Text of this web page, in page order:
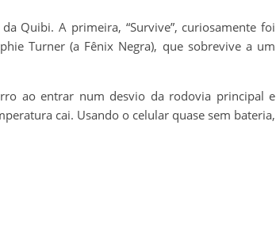
Quibi. A primeira, “Survive”, curiosamente foi
Turner (a Fênix Negra), que sobrevive a um
ao entrar num desvio da rodovia principal e
cai. Usando o celular quase sem bateria,